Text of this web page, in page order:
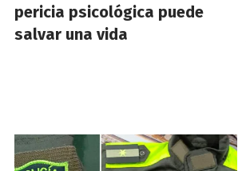
pericia psicológica puede
salvar una vida